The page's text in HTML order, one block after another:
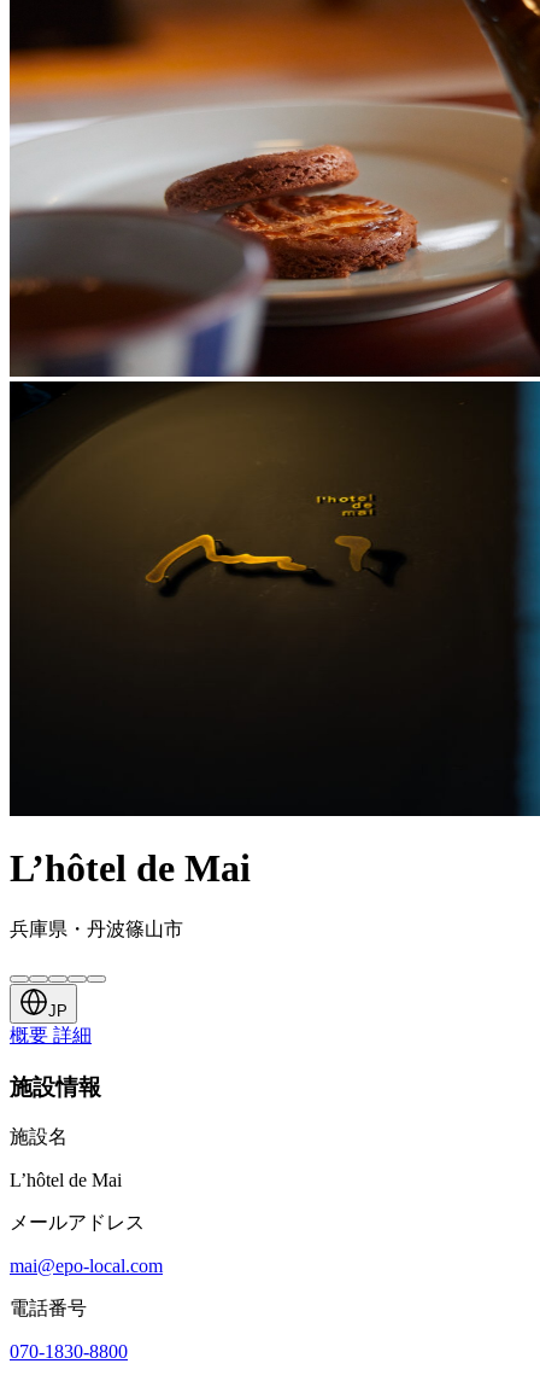
L’hôtel de Mai
兵庫県・丹波篠山市
JP
概要 詳細
施設情報
施設名
L’hôtel de Mai
メールアドレス
mai@epo-local.com
電話番号
070-1830-8800